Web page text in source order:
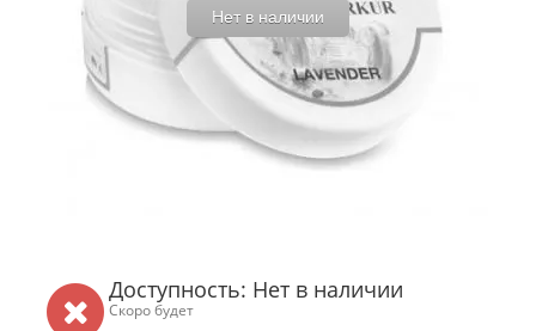
Нет в наличии
Доступность: Нет в наличии
Скоро будет